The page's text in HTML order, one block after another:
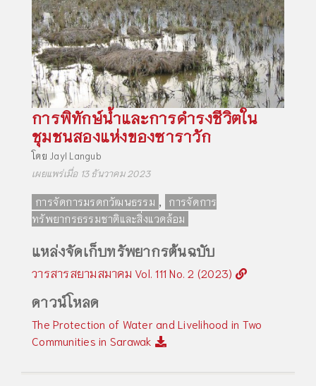
การพิทักษ์น้ำและการดำรงชีวิตใน
ชุมชนสองแห่งของซาราวัก
โดย Jayl Langub
เผยแพร่เมื่อ 13 ธันวาคม 2023
การจัดการมรดกวัฒนธรรม , การจัดการ
ทรัพยากรธรรมชาติและสิ่งแวดล้อม
แหล่งจัดเก็บทรัพยากรต้นฉบับ
วารสารสยามสมาคม Vol. 111 No. 2 (2023)
ดาวน์โหลด
The Protection of Water and Livelihood in Two
Communities in Sarawak